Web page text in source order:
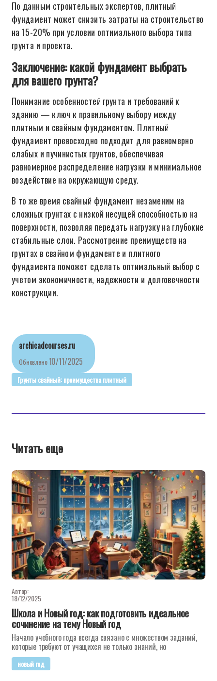
По данным строительных экспертов, плитный
фундамент может снизить затраты на строительство
на 15-20% при условии оптимального выбора типа
грунта и проекта.
Заключение: какой фундамент выбрать
для вашего грунта?
Понимание особенностей грунта и требований к
зданию — ключ к правильному выбору между
плитным и свайным фундаментом. Плитный
фундамент превосходно подходит для равномерно
слабых и пучинистых грунтов, обеспечивая
равномерное распределение нагрузки и минимальное
воздействие на окружающую среду.
В то же время свайный фундамент незаменим на
сложных грунтах с низкой несущей способностью на
поверхности, позволяя передать нагрузку на глубокие
стабильные слои. Рассмотрение преимуществ на
грунтах в свайном фундаменте и плитного
фундамента поможет сделать оптимальный выбор с
учетом экономичности, надежности и долговечности
конструкции.
archicadcourses.ru
Обновлено10/11/2025
Грунты свайный: преимущества плитный
Читать еще
Автор:
18/12/2025
Школа и Новый год: как подготовить идеальное
сочинение на тему Новый год
Начало учебного года всегда связано с множеством заданий,
которые требуют от учащихся не только знаний, но
новый год